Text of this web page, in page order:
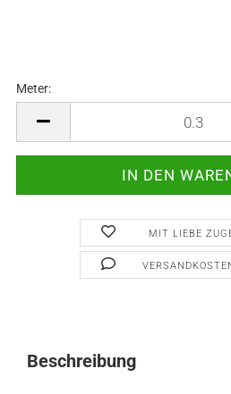
Meter:
MIT LIEBE
Beschreibung